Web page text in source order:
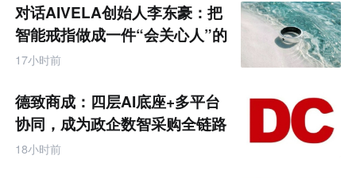
来
零
售
跨
境
商
产
业
互
联
网
对话AIVELA创始人李东豪：把
智能戒指做成一件“会关心人”的
饰品
17小时前
德致商成：四层AI底座+多平台
协同，成为政企数智采购全链路
服务商
18小时前